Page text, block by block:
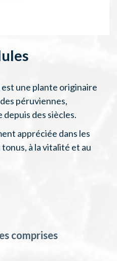
est une plante originaire
péruviennes,
des siècles.
appréciée dans les
à la vitalité et au
comprises